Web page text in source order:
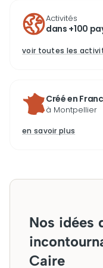
Activités
dans +100
voir toutes les
Créé en
à Montpellier
en savoir plus
Nos idées
Caire